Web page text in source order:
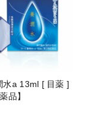
水a 13ml [ 目薬 ]
品】